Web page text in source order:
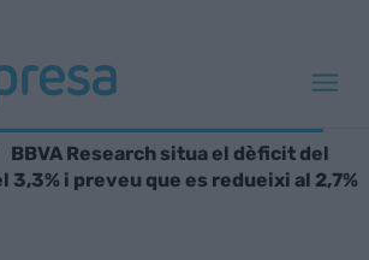
BBVA Research situa el dèficit del
3,3% i preveu que es redueixi al 2,7%